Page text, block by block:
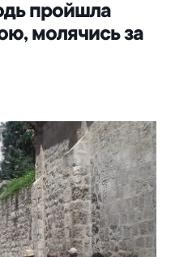
пройшла
молячись за